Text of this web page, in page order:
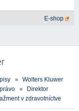
E-shop
Wolters Kluwer
Direktor
v zdravotníctve